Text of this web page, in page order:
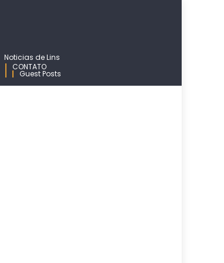
Noticias de Lins
CONTATO
Guest Posts